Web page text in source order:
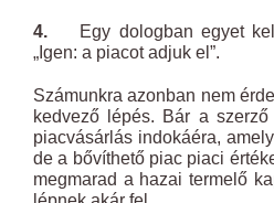
4. Egy dologban egyet
„Igen: a piacot adjuk el”.
Számunkra azonban nem
kedvező lépés. Bár a
piacvásárlás indokáéra,
de a bővíthető piac piaci
megmarad a hazai termelő